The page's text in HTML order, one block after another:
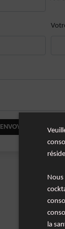
ENVOYER VOTRE
la